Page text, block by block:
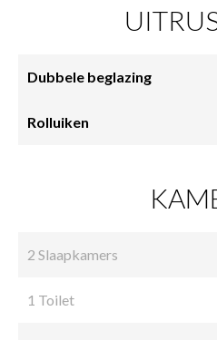
Dubbele beglazing
Rolluiken
2 Slaapkamers
1 Toilet